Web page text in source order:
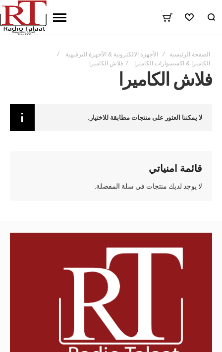
المفضلة
٠
الصفحة الرئيسية
الأجهزة الالكترونية & الأجهزة الترفيهية
الكاميرا & اكسسوارات الكاميرا
فلاش الكاميرا
فلاش الكاميرا
لا يمكننا العثور على منتجات مطابقة للاختيار.
قائمة امنياتي
لا يوجد لديك منتجات في سلة المفضلة.